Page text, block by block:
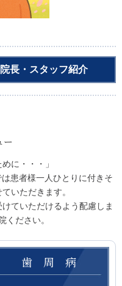
院長・スタッフ紹介
ー
に・・・」
患者様一人ひとりに付きそ
いただきます。
ていただけるよう配慮しま
ください。
歯周病